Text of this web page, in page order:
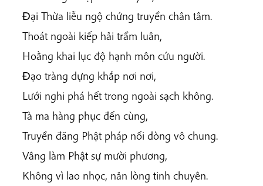
Ðại Thừa liễu ngộ chứng truyền chân tâm.
Thoát ngoài kiếp hải trầm luân,
Hoằng khai lục độ hạnh môn cứu người.
Ðạo tràng dựng khắp nơi nơi,
Lưới nghi phá hết trong ngoài sạch không.
Tà ma hàng phục đến cùng,
Truyền đăng Phật pháp nối dòng vô chung.
Vâng làm Phật sự mười phương,
Không vì lao nhọc, nản lòng tinh chuyên.